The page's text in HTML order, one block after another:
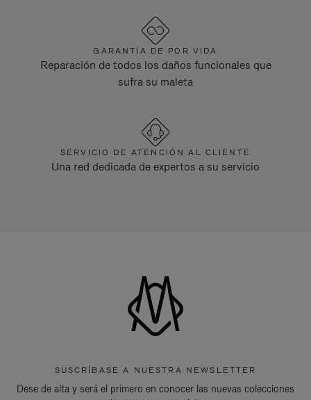
GARANTÍA DE POR VIDA
Reparación de todos los daños funcionales que
sufra su maleta
SERVICIO DE ATENCIÓN AL CLIENTE
Una red dedicada de expertos a su servicio
SUSCRÍBASE A NUESTRA NEWSLETTER
Dese de alta y será el primero en conocer las nuevas colecciones